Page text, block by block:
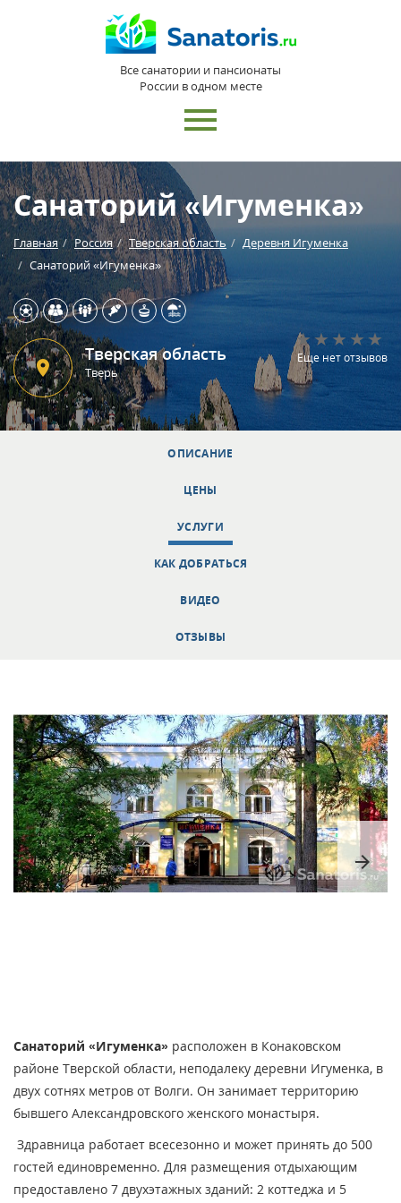
Все санатории и пансионаты
России в одном месте
Санаторий «Игуменка»
Главная Россия Тверская область
Деревня Игуменка
Санаторий «Игуменка»
Тверская область
Тверь
Еще нет отзывов
ОПИСАНИЕ
ЦЕНЫ
УСЛУГИ
КАК ДОБРАТЬСЯ
ВИДЕО
ОТЗЫВЫ
arrow_forward
Санаторий «Игуменка» расположен в Конаковском
районе Тверской области, неподалеку деревни Игуменка, в
двух сотнях метров от Волги. Он занимает территорию
бывшего Александровского женского монастыря.
Здравница работает всесезонно и может принять до 500
гостей единовременно. Для размещения отдыхающим
предоставлено 7 двухэтажных зданий: 2 коттеджа и 5